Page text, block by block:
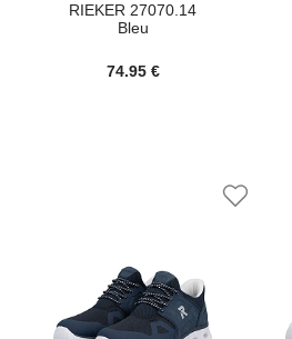
RIEKER 27070.14
Bleu
74.95 €